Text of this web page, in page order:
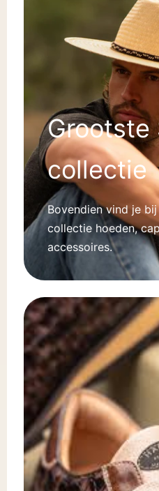
Grootste
collectie
Bovendien vind je
collectie hoeden,
accessoires.